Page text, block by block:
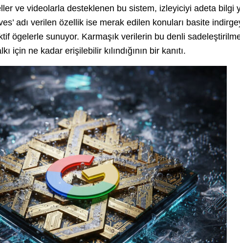
ve videolarla desteklenen bu sistem, izleyiciyi adeta bilgi
adı verilen özellik ise merak edilen konuları basite
ögelerle sunuyor. Karmaşık verilerin bu denli
için ne kadar erişilebilir kılındığının bir kanıtı.